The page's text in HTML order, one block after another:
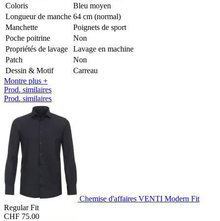
Coloris
Bleu moyen
Longueur de manche 64 cm (normal)
Manchette
Poignets de sport
Poche poitrine
Non
Propriétés de lavage
Lavage en machine
Patch
Non
Dessin & Motif
Carreau
Montre plus +
Prod. similaires
Prod. similaires
Chemise d'affaires VENTI Modern Fit
Regular Fit
CHF 75.00